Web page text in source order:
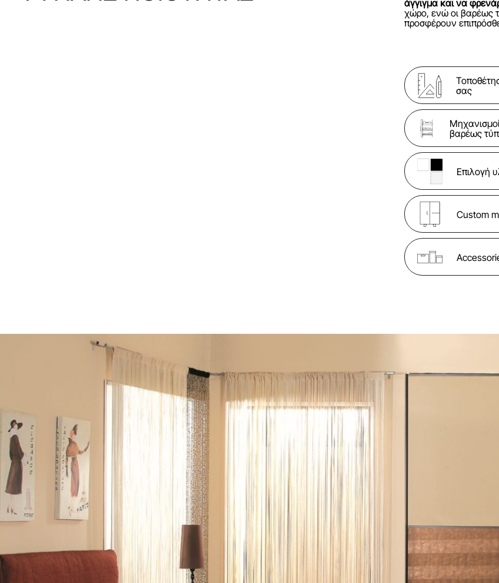
άγγιγμα και να
χώρο, ενώ οι βαρέως
προσφέρουν
σας
βαρέως
Επιλογή
Custom